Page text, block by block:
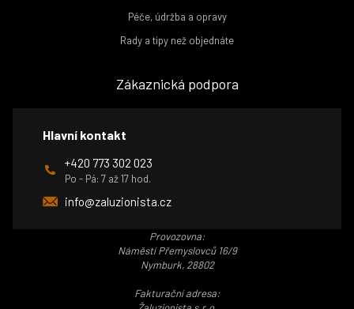
Péče, údržba a opravy
Rady a tipy než objednáte
Zákaznická podpora
Hlavní kontakt
+420 773 302 023
Po - Pá: 7 až 17 hod.
info@zaluzionista.cz
Provozovna:
Náměstí Přemyslovců 16/9
Nymburk, 28802
Fakturační adresa: